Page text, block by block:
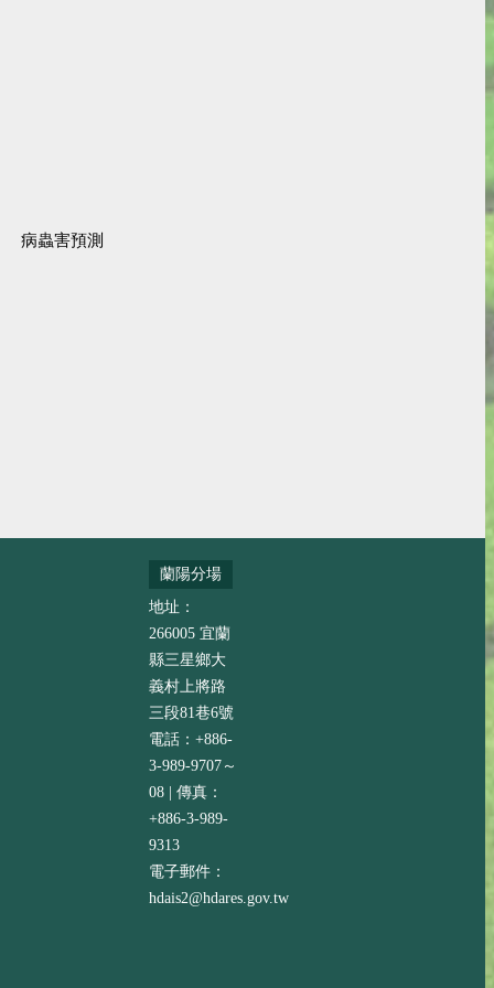
病蟲害預測
蘭陽分場
地址：
266005 宜蘭
縣三星鄉大
義村上將路
三段81巷6號
電話：+886-
3-989-9707～
08 | 傳真：
+886-3-989-
9313
電子郵件：
hdais2@hdares.gov.tw